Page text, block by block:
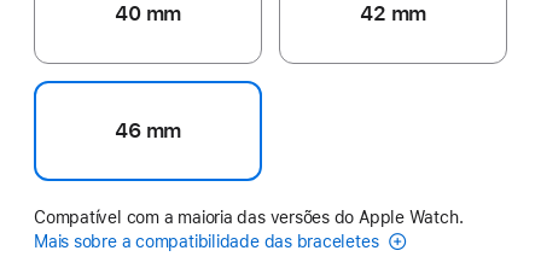
40 mm 42 mm
46 mm
Compatível com a maioria das versões do Apple Watch.
Mais sobre a compatibilidade das braceletes